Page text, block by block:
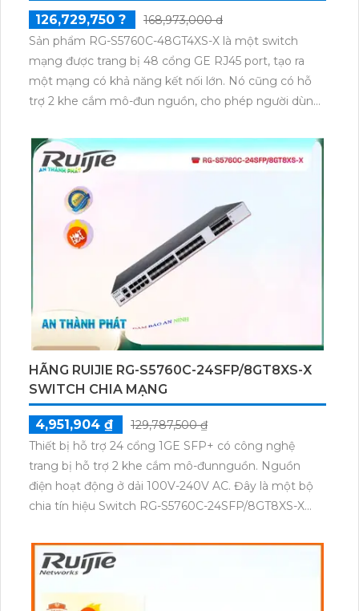
126,729,750 ?
168,973,000 d
Sản phẩm RG-S5760C-48GT4XS-X là một switch
mạng được trang bị 48 cổng GE RJ45 port, tạo ra
một mạng có khả năng kết nối lớn. Nó cũng có hỗ
trợ 2 khe cắm mô-đun nguồn, cho phép người dùng
trợ từ 100V đến 240V AC, phù hợp với các hệ thống
điện mã hiện tại. Công nghệ trang bị của switch này
là sản phẩm lý tưởng để cung cấp kết nối mạng
đáng tin cậy cho các doanh nghiệp và tổ chức.
HÃNG RUIJIE RG-S5760C-24SFP/8GT8XS-X
SWITCH CHIA MẠNG
4,951,904 ₫
129,787,500 ₫
Thiết bị hỗ trợ 24 cổng 1GE SFP+ có công nghệ
trang bị hỗ trợ 2 khe cắm mô-đunnguồn. Nguồn
điện hoạt động ở dải 100V-240V AC. Đây là một bộ
chia tín hiệu Switch RG-S5760C-24SFP/8GT8XS-X